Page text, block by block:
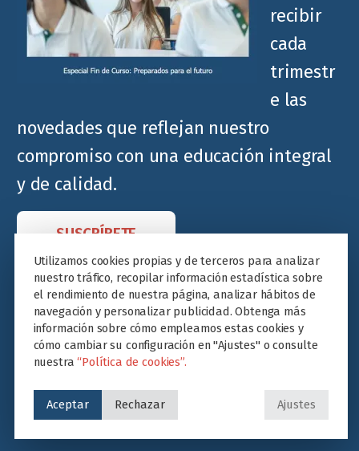
recibir
cada
trimestr
e las
novedades que reflejan nuestro
compromiso con una educación integral
y de calidad.
SUSCRÍBETE
Utilizamos cookies propias y de terceros para analizar
nuestro tráfico, recopilar información estadística sobre
el rendimiento de nuestra página, analizar hábitos de
navegación y personalizar publicidad. Obtenga más
información sobre cómo empleamos estas cookies y
cómo cambiar su configuración en "Ajustes" o consulte
nuestra“Política de cookies”.
Aceptar Rechazar Ajustes